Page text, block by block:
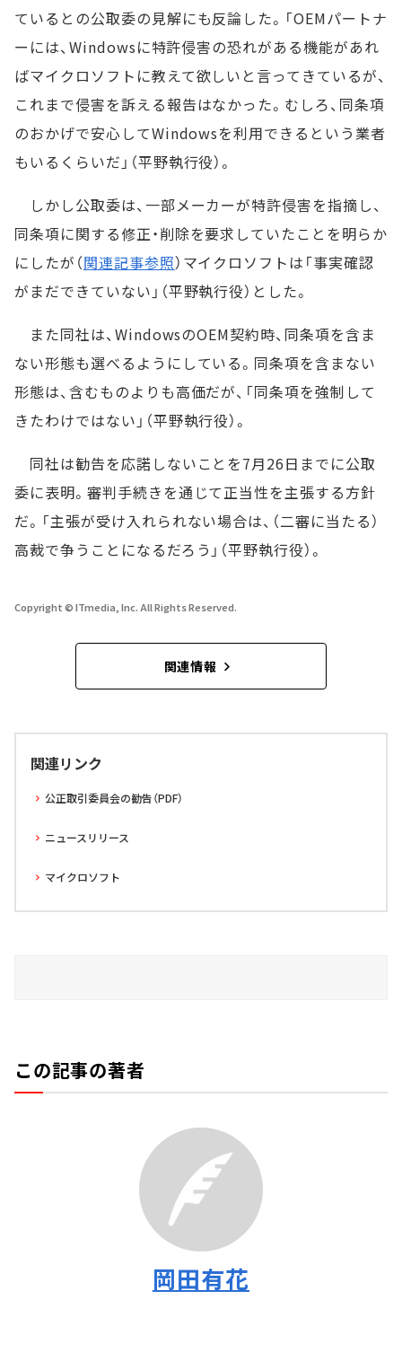
ているとの公取委の見解にも反論した。「OEMパートナ
ーには、Windowsに特許侵害の恐れがある機能があれ
ばマイクロソフトに教えて欲しいと言ってきているが、
これまで侵害を訴える報告はなかった。むしろ、同条項
のおかげで安心してWindowsを利用できるという業者
もいるくらいだ」（平野執行役）。
しかし公取委は、一部メーカーが特許侵害を指摘し、
同条項に関する修正・削除を要求していたことを明らか
にしたが（関連記事参照）マイクロソフトは「事実確認
がまだできていない」（平野執行役）とした。
また同社は、WindowsのOEM契約時、同条項を含ま
ない形態も選べるようにしている。同条項を含まない
形態は、含むものよりも高価だが、「同条項を強制して
きたわけではない」（平野執行役）。
同社は勧告を応諾しないことを7月26日までに公取
委に表明。審判手続きを通じて正当性を主張する方針
だ。「主張が受け入れられない場合は、（二審に当たる）
高裁で争うことになるだろう」（平野執行役）。
Copyright © ITmedia, Inc. All Rights Reserved.
関連情報
関連リンク
公正取引委員会の勧告（PDF）
ニュースリリース
マイクロソフト
この記事の著者
岡田有花